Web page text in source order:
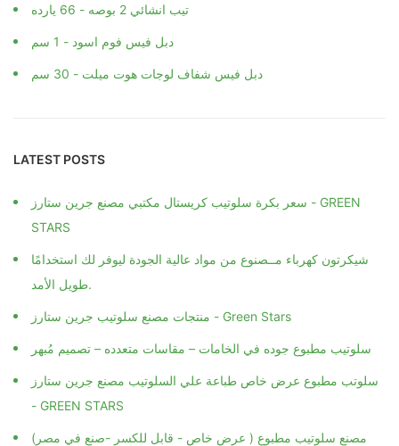
تيب انشائي 2 بوصه - 66 يارده
دبل فيس فوم اسود - 1 سم
دبل فيس شفاف لوجات هوت ميلت - 30 سم
LATEST POSTS
سعر بكرة سلوتيب كريستال مكتبي مصنع جرين ستارز - GREEN
STARS
شيكرتون كهرباء مــصنوع من مواد عالية الجودة ليوفر لك استخدامًا
طويل الأمد.
منتجات مصنع سلوتيب جرين ستارز - Green Stars
سلوتيب مطبوع جوده في الخامات – مقاسات متعدده – تصميم مُبهر
سلوتب مطبوع عرض خاص طباعة علي السلوتيب مصنع جرين ستارز
- GREEN STARS
مصنع سلوتيب مطبوع ( عرض خاص - قابل للكسر -صنع في مصر)